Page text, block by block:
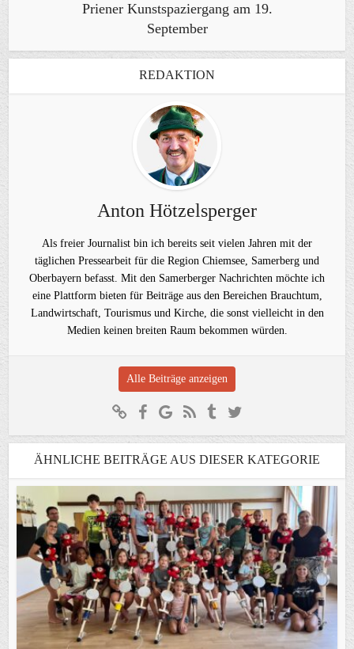
Priener Kunstspaziergang am 19.
September
REDAKTION
Anton Hötzelsperger
Als freier Journalist bin ich bereits seit vielen Jahren mit der
täglichen Pressearbeit für die Region Chiemsee, Samerberg und
Oberbayern befasst. Mit den Samerberger Nachrichten möchte ich
eine Plattform bieten für Beiträge aus den Bereichen Brauchtum,
Landwirtschaft, Tourismus und Kirche, die sonst vielleicht in den
Medien keinen breiten Raum bekommen würden.
Alle Beiträge anzeigen
ÄHNLICHE BEITRÄGE AUS DIESER KATEGORIE